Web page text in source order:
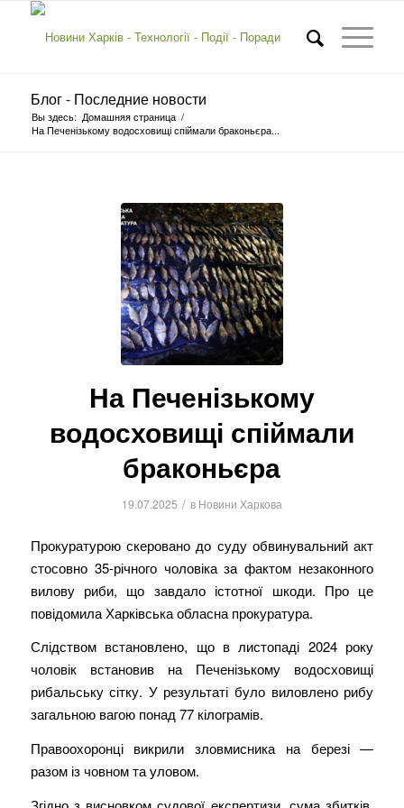
Блог - Последние новости
Вы здесь: Домашняя страница /
На Печенізькому водосховищі спіймали браконьєра...
На Печенізькому
водосховищі спіймали
браконьєра
19.07.2025 / в Новини Харкова
Прокуратурою скеровано до суду обвинувальний акт
стосовно 35-річного чоловіка за фактом незаконного
вилову риби, що завдало істотної шкоди. Про це
повідомила Харківська обласна прокуратура.
Слідством встановлено, що в листопаді 2024 року
чоловік встановив на Печенізькому водосховищі
рибальську сітку. У результаті було виловлено рибу
загальною вагою понад 77 кілограмів.
Правоохоронці викрили зловмисника на березі —
разом із човном та уловом.